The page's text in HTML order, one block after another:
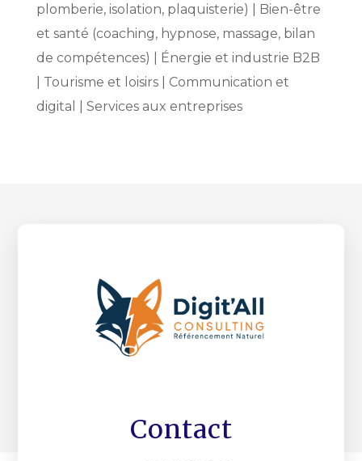
plomberie, isolation, plaquisterie) | Bien-être
et santé (coaching, hypnose, massage, bilan
de compétences) | Énergie et industrie B2B
| Tourisme et loisirs | Communication et
digital | Services aux entreprises
Contact